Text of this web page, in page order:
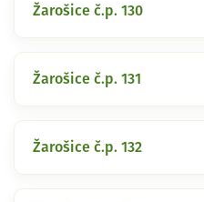
Žarošice č.p. 130
Žarošice č.p. 131
Žarošice č.p. 132